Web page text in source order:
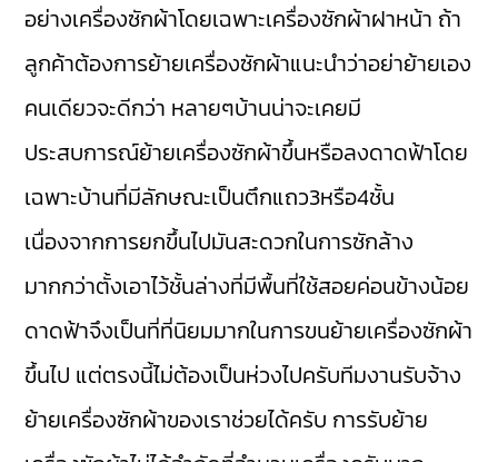
อย่างเครื่องซักผ้าโดยเฉพาะเครื่องซักผ้าฝาหน้า ถ้า
ลูกค้าต้องการย้ายเครื่องซักผ้าแนะนำว่าอย่าย้ายเอง
คนเดียวจะดีกว่า หลายๆบ้านน่าจะเคยมี
ประสบการณ์ย้ายเครื่องซักผ้าขึ้นหรือลงดาดฟ้าโดย
เฉพาะบ้านที่มีลักษณะเป็นตึกแถว3หรือ4ชั้น
เนื่องจากการยกขึ้นไปมันสะดวกในการซักล้าง
มากกว่าตั้งเอาไว้ชั้นล่างที่มีพื้นที่ใช้สอยค่อนข้างน้อย
ดาดฟ้าจึงเป็นที่ที่นิยมมากในการขนย้ายเครื่องซักผ้า
ขึ้นไป แต่ตรงนี้ไม่ต้องเป็นห่วงไปครับทีมงานรับจ้าง
ย้ายเครื่องซักผ้าของเราช่วยได้ครับ การรับย้าย